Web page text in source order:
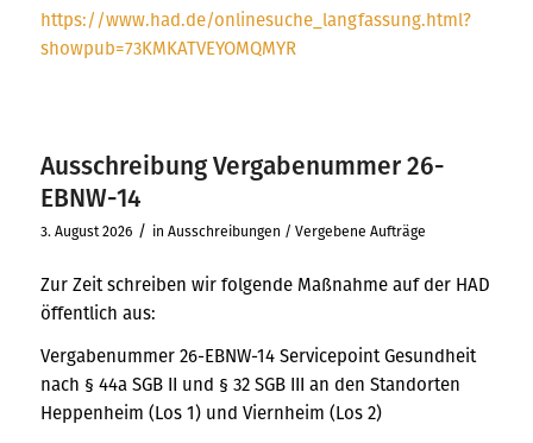
https://www.had.de/onlinesuche_langfassung.html?
showpub=73KMKATVEYOMQMYR
Ausschreibung Vergabenummer 26-
EBNW-14
3. August 2026 / in Ausschreibungen / Vergebene Aufträge
Zur Zeit schreiben wir folgende Maßnahme auf der HAD
öffentlich aus:
Vergabenummer 26-EBNW-14 Servicepoint Gesundheit
nach § 44a SGB II und § 32 SGB III an den Standorten
Heppenheim (Los 1) und Viernheim (Los 2)